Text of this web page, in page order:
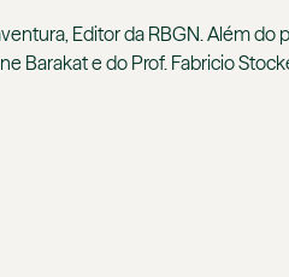
Editor da RBGN. Além do
Barakat e do Prof. Fabricio